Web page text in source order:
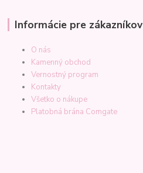
Informácie pre zákazníkov
O nás
Kamenný obchod
Vernostný program
Kontakty
Všetko o nákupe
Platobná brána Comgate